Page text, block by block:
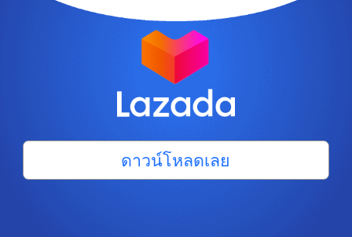
ดาวน์โหลดเลย